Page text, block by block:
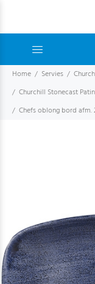
Home Servies
Churchill Stonecast
Chefs oblong bord afm.